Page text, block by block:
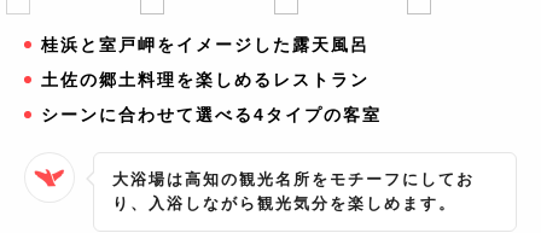
桂浜と室戸岬をイメージした露天風呂
土佐の郷土料理を楽しめるレストラン
シーンに合わせて選べる4タイプの客室
大浴場は高知の観光名所をモチーフにしてお
り、入浴しながら観光気分を楽しめます。